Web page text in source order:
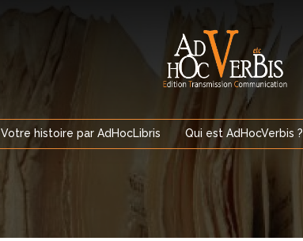
Votre histoire par AdHocLibris Qui est AdHocVerbis ?